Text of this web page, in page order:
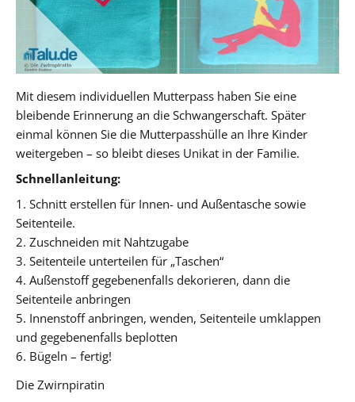
Mit diesem individuellen Mutterpass haben Sie eine
bleibende Erinnerung an die Schwangerschaft. Später
einmal können Sie die Mutterpasshülle an Ihre Kinder
weitergeben – so bleibt dieses Unikat in der Familie.
Schnellanleitung:
1. Schnitt erstellen für Innen- und Außentasche sowie
Seitenteile.
2. Zuschneiden mit Nahtzugabe
3. Seitenteile unterteilen für „Taschen“
4. Außenstoff gegebenenfalls dekorieren, dann die
Seitenteile anbringen
5. Innenstoff anbringen, wenden, Seitenteile umklappen
und gegebenenfalls beplotten
6. Bügeln – fertig!
Die Zwirnpiratin